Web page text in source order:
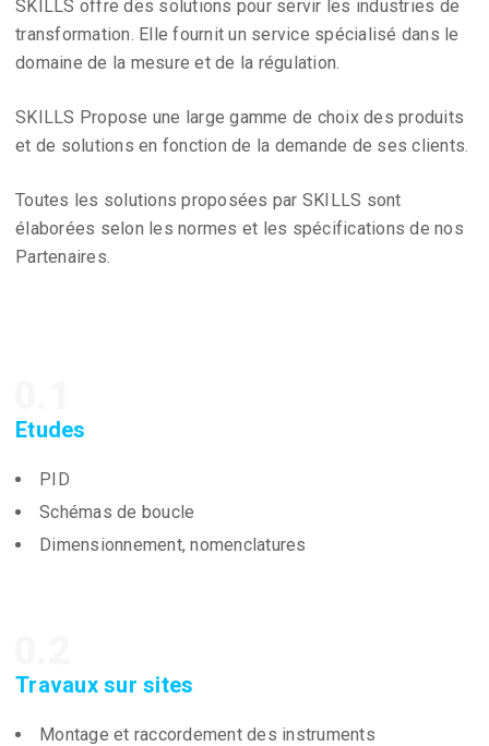
SKILLS offre des solutions pour servir les industries de
transformation. Elle fournit un service spécialisé dans le
domaine de la mesure et de la régulation.
SKILLS Propose une large gamme de choix des produits
et de solutions en fonction de la demande de ses clients.
Toutes les solutions proposées par SKILLS sont
élaborées selon les normes et les spécifications de nos
Partenaires.
Etudes
PID
Schémas de boucle
Dimensionnement, nomenclatures
Travaux sur sites
Montage et raccordement des instruments